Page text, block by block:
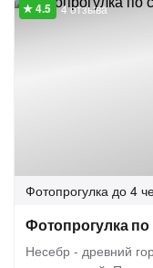
4 отзыва
Фотопрогулка до 4
Фотопрогулка
Несебр - древний